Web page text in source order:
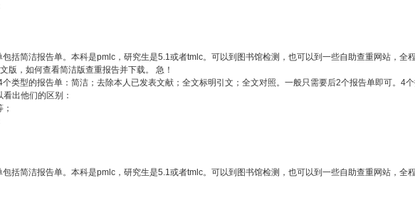
括简洁报告单。本科是pmlc，研究生是5.1或者tmlc。可以到图书馆检测，也可以到一些自助查重网站，全
版，如何查看简洁版查重报告并下载。 急！
类型的报告单：简洁；去除本人已发表文献；全文标明引文；全文对照。一般只需要后2个报告单即可。4
出他们的区别：
括简洁报告单。本科是pmlc，研究生是5.1或者tmlc。可以到图书馆检测，也可以到一些自助查重网站，全